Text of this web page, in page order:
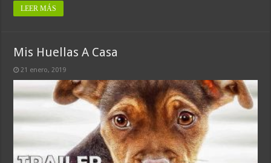
LEER MÁS
Mis Huellas A Casa
21 enero, 2019